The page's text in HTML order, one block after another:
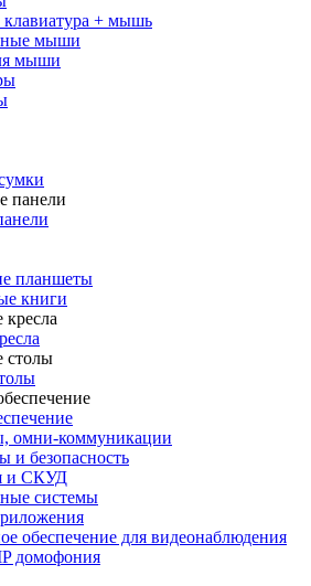
+ мышь
мыши
мыши
планшеты
книги
омни-коммуникации
и безопасность
и СКУД
системы
обеспечение для видеонаблюдения
домофония